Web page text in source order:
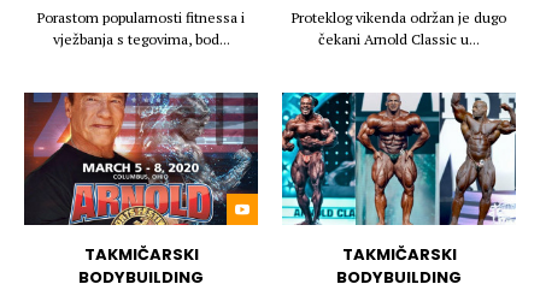
Porastom popularnosti fitnessa i
vježbanja s tegovima, bod...
Proteklog vikenda održan je dugo
čekani Arnold Classic u...
TAKMIČARSKI
BODYBUILDING
TAKMIČARSKI
BODYBUILDING